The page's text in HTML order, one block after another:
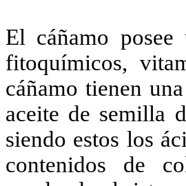
El cáñamo
fitoquímicos,
cáñamo tienen
aceite de semilla
siendo estos los
contenidos de